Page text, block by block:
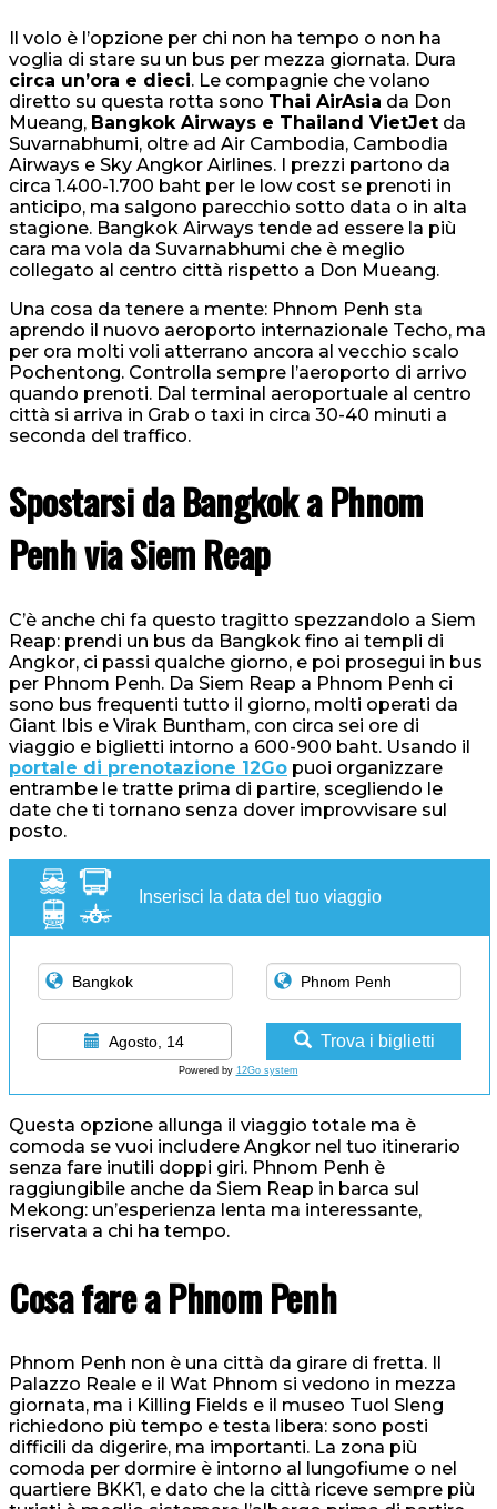
Il volo è l’opzione per chi non ha tempo o non ha
voglia di stare su un bus per mezza giornata. Dura
circa un’ora e dieci. Le compagnie che volano
diretto su questa rotta sono Thai AirAsia da Don
Mueang, Bangkok Airways e Thailand VietJet da
Suvarnabhumi, oltre ad Air Cambodia, Cambodia
Airways e Sky Angkor Airlines. I prezzi partono da
circa 1.400-1.700 baht per le low cost se prenoti in
anticipo, ma salgono parecchio sotto data o in alta
stagione. Bangkok Airways tende ad essere la più
cara ma vola da Suvarnabhumi che è meglio
collegato al centro città rispetto a Don Mueang.
Una cosa da tenere a mente: Phnom Penh sta
aprendo il nuovo aeroporto internazionale Techo, ma
per ora molti voli atterrano ancora al vecchio scalo
Pochentong. Controlla sempre l’aeroporto di arrivo
quando prenoti. Dal terminal aeroportuale al centro
città si arriva in Grab o taxi in circa 30-40 minuti a
seconda del traffico.
Spostarsi da Bangkok a Phnom
Penh via Siem Reap
C’è anche chi fa questo tragitto spezzandolo a Siem
Reap: prendi un bus da Bangkok fino ai templi di
Angkor, ci passi qualche giorno, e poi prosegui in bus
per Phnom Penh. Da Siem Reap a Phnom Penh ci
sono bus frequenti tutto il giorno, molti operati da
Giant Ibis e Virak Buntham, con circa sei ore di
viaggio e biglietti intorno a 600-900 baht. Usando il
portale di prenotazione 12Go puoi organizzare
entrambe le tratte prima di partire, scegliendo le
date che ti tornano senza dover improvvisare sul
posto.
Inserisci la data del tuo viaggio
Agosto, 14 Trova i biglietti
Powered by 12Go system
Questa opzione allunga il viaggio totale ma è
comoda se vuoi includere Angkor nel tuo itinerario
senza fare inutili doppi giri. Phnom Penh è
raggiungibile anche da Siem Reap in barca sul
Mekong: un’esperienza lenta ma interessante,
riservata a chi ha tempo.
Cosa fare a Phnom Penh
Phnom Penh non è una città da girare di fretta. Il
Palazzo Reale e il Wat Phnom si vedono in mezza
giornata, ma i Killing Fields e il museo Tuol Sleng
richiedono più tempo e testa libera: sono posti
difficili da digerire, ma importanti. La zona più
comoda per dormire è intorno al lungofiume o nel
quartiere BKK1, e dato che la città riceve sempre più